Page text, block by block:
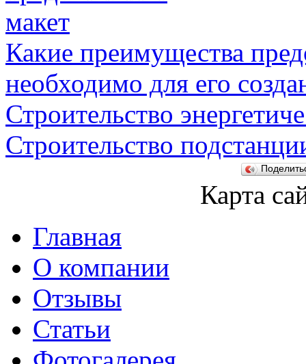
Какие преимущества
необходимо для его
Строительство
Строительство
Карта
Главная
О компании
Отзывы
Статьи